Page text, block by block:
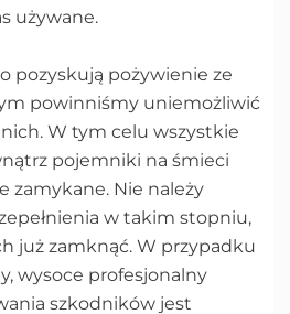
używane.
pozyskują pożywienie ze
powinniśmy uniemożliwić
W tym celu wszystkie
pojemniki na śmieci
zamykane. Nie należy
w takim stopniu,
już zamknąć. W przypadku
wysoce profesjonalny
szkodników jest